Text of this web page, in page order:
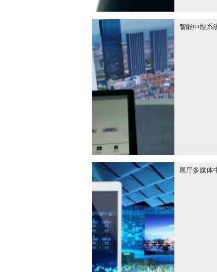
智能中控系
展厅多媒体